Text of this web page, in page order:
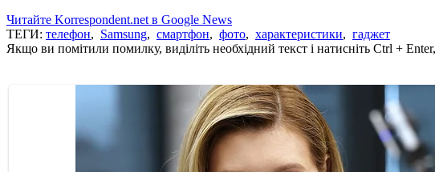
Читайте Korrespondent.net в Google News
ТЕГИ: телефон, Samsung, смартфон, фото, характеристики, гаджет
Якщо ви помітили помилку, виділіть необхідний текст і натисніть Ctrl +